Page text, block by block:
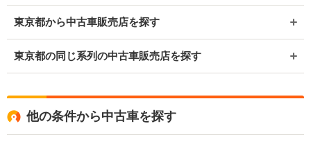
東京都から中古車販売店を探す
東京都の同じ系列の中古車販売店を探す
他の条件から中古車を探す